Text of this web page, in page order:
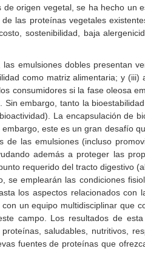
origen vegetal, se ha hecho
las proteínas vegetales
sostenibilidad, baja
emulsiones dobles presentan
como matriz alimentaria; y
consumidores si la fase oleosa
embargo, tanto la
La encapsulación de
este es un gran desafío
las emulsiones (incluso
además a proteger las
requerido del tracto digestivo
emplearán las condiciones
los aspectos relacionados con
un equipo multidisciplinar que
campo. Los resultados de
saludables, nutritivos,
fuentes de proteínas que